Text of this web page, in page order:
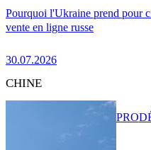
Pourquoi l'Ukraine prend pour
vente en ligne russe
30.07.2026
CHINE
PRO